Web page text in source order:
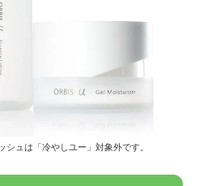
ュは「冷やしユー」対象外です。